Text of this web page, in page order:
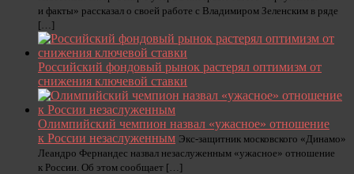
и факты» рассказал о своей работе с Владимиром Зеленским в ряде
[…]
Российский фондовый рынок растерял оптимизм от
снижения ключевой ставки
Олимпийский чемпион назвал «ужасное» отношение
к России незаслуженным Экс-защитник московского «Динамо»
Леандро Фернандес назвал незаслуженным «ужасное» отношение
к России. Об этом сообщает […]